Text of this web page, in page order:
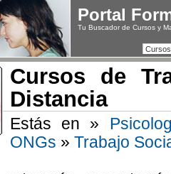
Portal
Tu Buscador de Cursos y
Cursos de
Distancia
Estás en »
ONGs » Trabajo